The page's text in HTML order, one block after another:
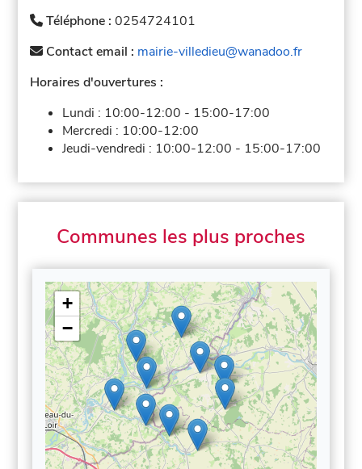
Téléphone :0254724101
Contact email : mairie-villedieu@wanadoo.fr
Horaires d'ouvertures :
Lundi : 10:00-12:00 - 15:00-17:00
Mercredi : 10:00-12:00
Jeudi-vendredi : 10:00-12:00 - 15:00-17:00
Communes les plus proches
+
−